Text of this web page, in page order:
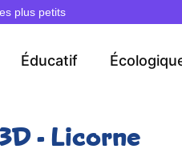
plus petits
Éducatif
- Licorne